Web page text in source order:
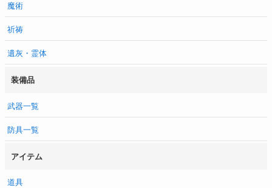
魔術
祈祷
遺灰・霊体
装備品
武器一覧
防具一覧
アイテム
道具